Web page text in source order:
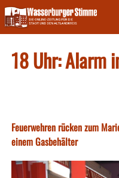
Skip
to
content
18 Uhr: Alarm
Feuerwehren rücken zum
einem Gasbehälter